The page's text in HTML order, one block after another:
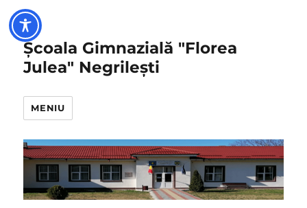
Școala Gimnazială "Florea
Julea" Negrilești
MENIU